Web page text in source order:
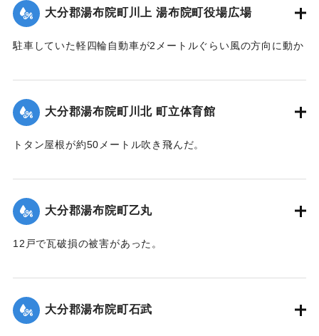
大分郡湯布院町川上 湯布院町役場広場
駐車していた軽四輪自動車が2メートルぐらい風の方向に動か
大分郡湯布院町川北 町立体育館
トタン屋根が約50メートル吹き飛んだ。
｜固有コード:00772005
大分郡湯布院町乙丸
12戸で瓦破損の被害があった。
｜固有コード:00772007
大分郡湯布院町石武